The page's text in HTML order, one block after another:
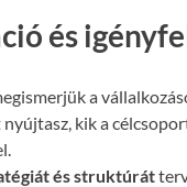
és
a
kik a
és struktúrát